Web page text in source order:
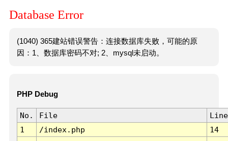
Database Error
(1040) 365建站错误警告：连接数据库失败，可能的原
因：1、数据库密码不对; 2、mysql未启动。
PHP Debug
No. File
Line
1
/index.php 14